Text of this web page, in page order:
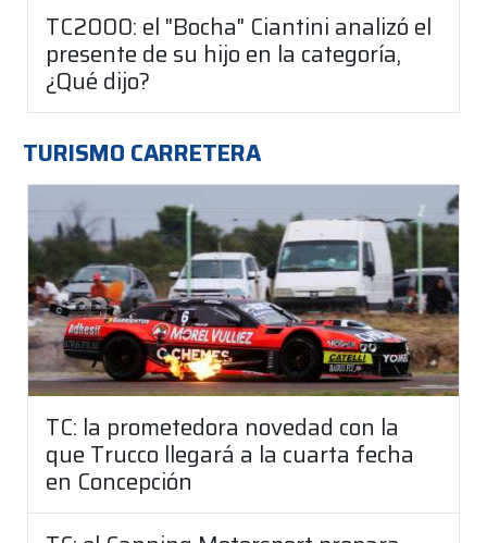
TC2000: el "Bocha" Ciantini analizó el
presente de su hijo en la categoría,
¿Qué dijo?
TURISMO CARRETERA
TC: la prometedora novedad con la
que Trucco llegará a la cuarta fecha
en Concepción